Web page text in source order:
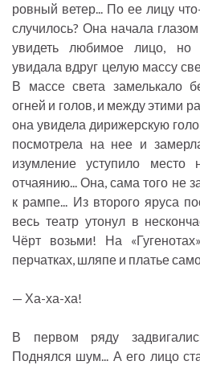
ровный ветер... По ее лицу
случилось? Она начала
увидеть любимое лицо, но
увидала вдруг целую массу
В массе света замелькало
огней и голов, и между этими
она увидела дирижерскую
посмотрела на нее и
изумление уступило место
отчаянию... Она, сама того не
к рампе... Из второго яруса
весь театр утонул в
Чёрт возьми! На
перчатках, шляпе и платье
— Ха-ха-ха!
В первом ряду
Поднялся шум... А его лицо